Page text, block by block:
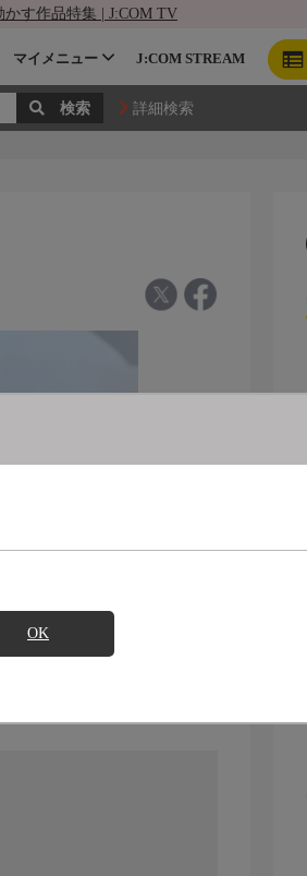
かす作品特集 | J:COM TV
マイメニュー J:COM STREAM
詳細検索
OK